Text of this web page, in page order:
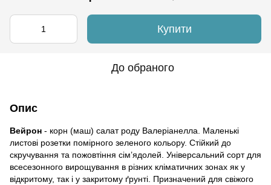
Купити
До обраного
Опис
Вейрон - корн (маш) салат роду Валеріанелла. Маленькі
листові розетки помірного зеленого кольору. Стійкий до
скручування та пожовтіння сім’ядолей. Універсальний сорт для
всесезонного вирощування в різних кліматичних зонах як у
відкритому, так і у закритому ґрунті. Призначений для свіжого